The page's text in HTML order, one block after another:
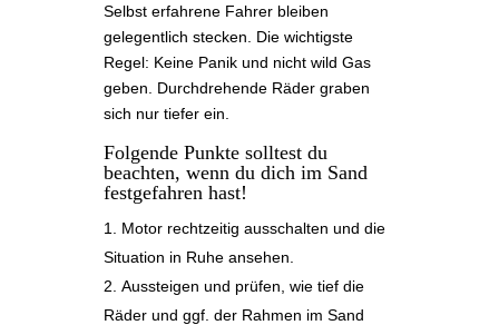
Selbst erfahrene Fahrer bleiben
gelegentlich stecken. Die wichtigste
Regel: Keine Panik und nicht wild Gas
geben. Durchdrehende Räder graben
sich nur tiefer ein.
Folgende Punkte solltest du
beachten, wenn du dich im Sand
festgefahren hast!
Motor rechtzeitig ausschalten und die
Situation in Ruhe ansehen.
Aussteigen und prüfen, wie tief die
Räder und ggf. der Rahmen im Sand